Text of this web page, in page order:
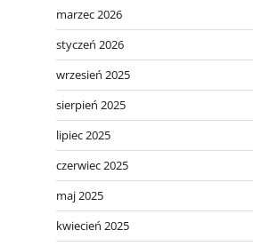
marzec 2026
styczeń 2026
wrzesień 2025
sierpień 2025
lipiec 2025
czerwiec 2025
maj 2025
kwiecień 2025